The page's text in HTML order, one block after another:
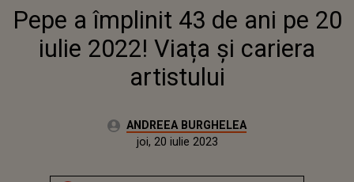
20 IULIE 2022! VIAȚA ȘI
CARIERA ARTISTULUI
Pepe a împlinit 43 de ani pe 20
iulie 2022! Viața și cariera
artistului
Autor:ANDREEA BURGHELEA
Actualizat:
joi, 20 iulie 2023